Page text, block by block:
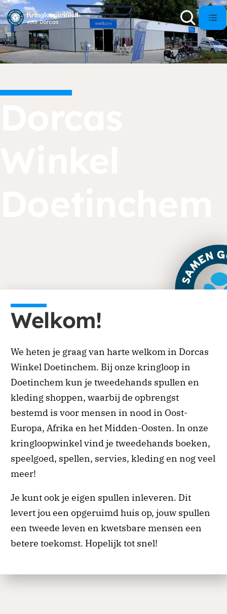
Welkom!
We heten je graag van harte welkom in Dorcas
Winkel Doetinchem. Bij onze kringloop in
Doetinchem kun je tweedehands spullen en
kleding shoppen, waarbij de opbrengst
bestemd is voor mensen in nood in Oost-
Europa, Afrika en het Midden-Oosten. In onze
kringloopwinkel vind je tweedehands boeken,
speelgoed, spellen, servies, kleding en nog veel
meer!
Je kunt ook je eigen spullen inleveren. Dit
levert jou een opgeruimd huis op, jouw spullen
een tweede leven en kwetsbare mensen een
betere toekomst. Hopelijk tot snel!
Je kunt eenmalig of periodiek doneren via onze
of land waar je aan wilt bijdragen. Periodiek
schenken biedt ook belastingvoordeel.
Doneren